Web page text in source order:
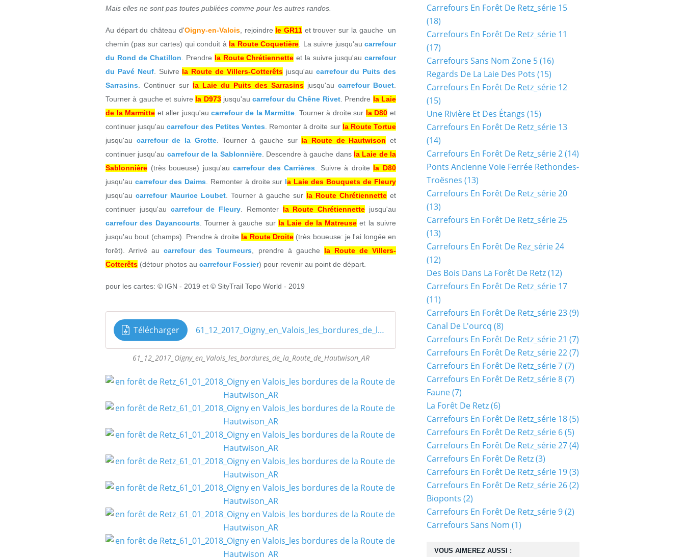
Mais elles ne sont pas toutes publiées comme pour les autres randos.
Au départ du château d'Oigny-en-Valois, rejoindre le GR11 et trouver sur la gauche un
chemin (pas sur cartes) qui conduit à la Route Coquetière . La suivre jusqu'aucarrefour
du Rond de Chatillon . Prendre la Route Chrétiennette et la suivre jusqu'aucarrefour
du Pavé Neuf. Suivre la Route de Villers-Cotterêtsjusqu'au carrefour du Puits des
Sarrasins . Continuer sur la Laie du Puits des Sarrasins jusqu'au carrefour Bouet
Tourner à gauche et suivre la D973jusqu'aucarrefour du Chêne Rivet. Prendre la Laie
de la Marmitte et aller jusqu'aucarrefour de la Marmitte . Tourner à droite sur la D80 et
continuer jusqu'aucarrefour des Petites Ventes . Remonter à droite sur la Route Tortue
jusqu'au carrefour de la Grotte. Tourner à gauche sur la Route de Hautwison et
continuer jusqu'au carrefour de la Sablonnière. Descendre à gauche dans la Laie de la
Sablonnière (très boueuse) jusqu'aucarrefour des Carrières . Suivre à droite la D80
jusqu'au carrefour des Daims . Remonter à droite sur la Laie des Bouquets de Fleury
jusqu'au carrefour Maurice Loubet . Tourner à gauche sur la Route Chrétiennette et
continuer jusqu'au carrefour de Fleury . Remonter la Route Chrétiennette jusqu'au
carrefour des Dayancourts . Tourner à gauche sur la Laie de la Matreuse et la suivre
jusqu'au bout (champs). Prendre à droite la Route Droite(très boueuse: je l'ai longée en
forêt). Arrivé aucarrefour des Tourneurs , prendre à gauche la Route de Villers-
Cotterêts (détour photos au carrefour Fossier) pour revenir au point de départ.
pour les cartes: © IGN - 2019 et © SityTrail Topo World - 2019
Télécharger 61_12_2017_Oigny_en_Valois_les_bordures_de_la_route_de_Hautwison_AR
61_12_2017_Oigny_en_Valois_les_bordures_de_la_Route_de_Hautwison_AR
VOUS AIMEREZ AUSSI :
Carrefours En Forêt De Retz_série 15
(18)
Carrefours En Forêt De Retz_série 11
(17)
Carrefours Sans Nom Zone 5(16)
Regards De La Laie Des Pots (15)
Carrefours En Forêt De Retz_série 12
(15)
Une Rivière Et Des Étangs (15)
Carrefours En Forêt De Retz_série 13
(14)
Carrefours En Forêt De Retz_série 2(14)
Ponts Ancienne Voie Ferrée Rethondes-
Troësnes (13)
Carrefours En Forêt De Retz_série 20
(13)
Carrefours En Forêt De Retz_série 25
(13)
Carrefours En Forêt De Rez_série 24
(12)
Des Bois Dans La Forêt De Retz(12)
Carrefours En Forêt De Retz_série 17
(11)
Carrefours En Forêt De Retz_série 23(9)
Canal De L'ourcq (8)
Carrefours En Forêt De Retz_série 21 (7)
Carrefours En Forêt De Retz_série 22(7)
Carrefours En Forêt De Retz_série 7(7)
Carrefours En Forêt De Retz_série 8(7)
Faune(7)
La Forêt De Retz(6)
Carrefours En Forêt De Retz_série 18(5)
Carrefours En Forêt De Retz_série 6(5)
Carrefours En Forêt De Retz_série 27(4)
Carrefours En Forêt De Retz(3)
Carrefours En Forêt De Retz_série 19(3)
Carrefours En Forêt De Retz_série 26(2)
Bioponts (2)
Carrefours En Forêt De Retz_série 9(2)
Carrefours Sans Nom (1)